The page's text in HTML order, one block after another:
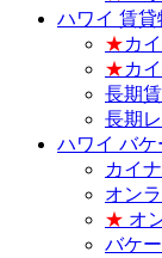
ハワイ 賃貸
★カ
★カ
長期
長期
ハワイ バ
カイ
オン
★ オ
バケ